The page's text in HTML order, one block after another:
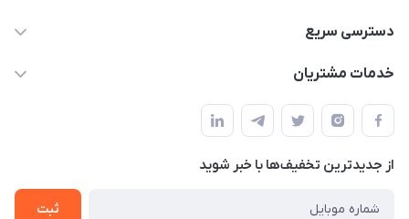
07154503736-09120986090
دسترسی سریع
حساب کاربری
درباره ما
تماس با ما
خدمات مشتریان
قوانین و مقررات
حفظ حریم شخصی
سوالات متداول
شرایط ارسال رایگان
از جدید‌ترین تخفیف‌ها با‌ خبر شوید
ثبت